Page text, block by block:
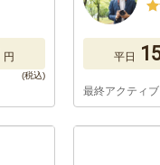
円 平日
最終アクティ